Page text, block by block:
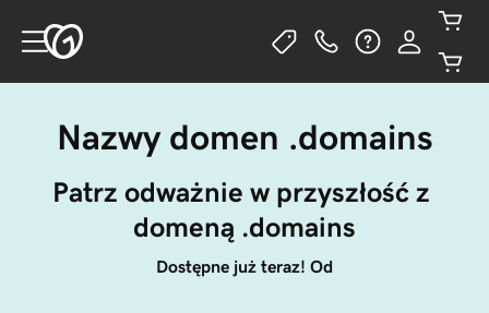
Nazwy domen .domains
Patrz odważnie w przyszłość z
domeną .domains
Dostępne już teraz! Od